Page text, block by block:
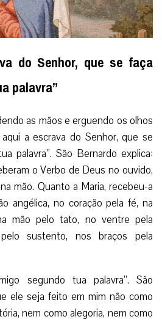
do Senhor, que se faça
palavra”
as mãos e erguendo os olhos
a escrava do Senhor, que se
palavra”. São Bernardo explica:
o Verbo de Deus no ouvido,
mão. Quanto a Maria, recebeu-a
angélica, no coração pela fé, na
mão pelo tato, no ventre pela
sustento, nos braços pela
segundo tua palavra”. São
ele seja feito em mim não como
nem como alegoria, nem como